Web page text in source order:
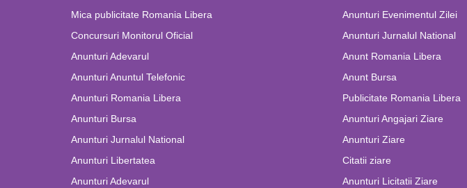
Mica publicitate Romania Libera
Concursuri Monitorul Oficial
Anunturi Adevarul
Anunturi Anuntul Telefonic
Anunturi Romania Libera
Anunturi Bursa
Anunturi Jurnalul National
Anunturi Libertatea
Anunturi Adevarul
Anunturi Evenimentul Zilei
Anunturi Jurnalul National
Anunt Romania Libera
Anunt Bursa
Publicitate Romania Libera
Anunturi Angajari Ziare
Anunturi Ziare
Citatii ziare
Anunturi Licitatii Ziare